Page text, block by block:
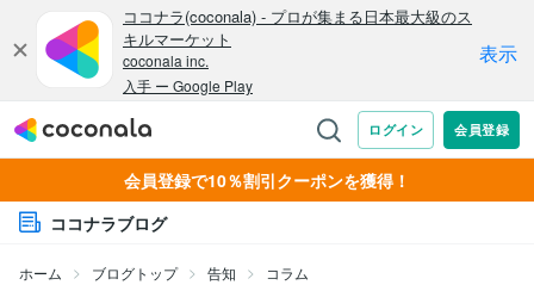
会員登録で10％割引クーポンを獲得！
ココナラブログ
ホーム ブログトップ 告知 コラム